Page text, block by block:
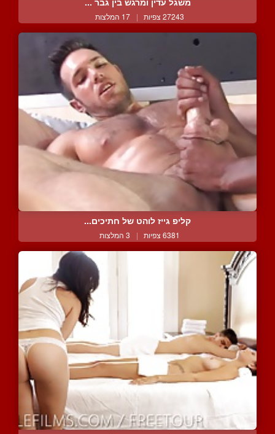
27243 צפיות | 17 המלצות
קליפ גייז לוהט של חתיכים...
6381 צפיות | 3 המלצות